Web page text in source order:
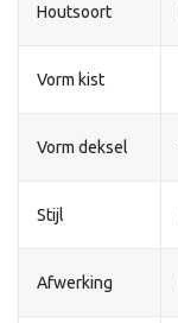
Houtsoort
Vorm kist
Vorm deksel
Stijl
Afwerking